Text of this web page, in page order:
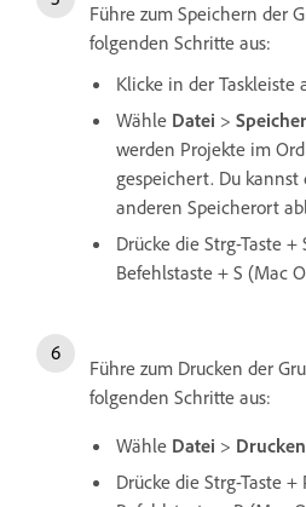
Führe zum Speichern der
folgenden Schritte aus:
Klicke in der Taskleiste
Wähle Datei >
werden Projekte im
gespeichert. Du
anderen Speicherort
Drücke die Strg-Taste
Befehlstaste + S (Mac
Führe zum Drucken der
folgenden Schritte aus:
Wähle Datei > Drucken
Drücke die Strg-Taste